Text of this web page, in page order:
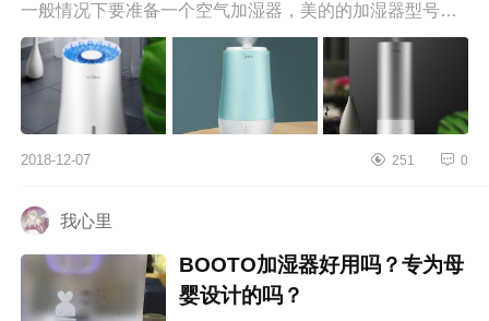
一般情况下要准备一个空气加湿器，美的的加湿器型号很
多，而且每款都有...
2018-12-07 251 0
我心里
BOOTO加湿器好用吗？专为母
婴设计的吗？